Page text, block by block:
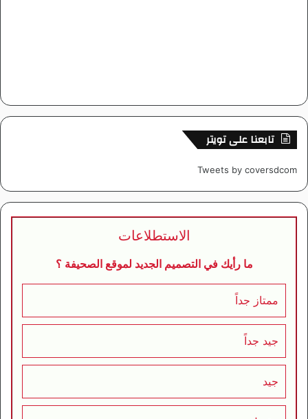
تابعنا على تويتر
Tweets by coversdcom
الاستطلاعات
ما رأيك في التصميم الجديد لموقع الصحيفة ؟
ممتاز جداً
جيد جداً
جيد